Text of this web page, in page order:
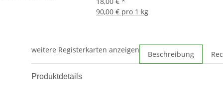
90,00 € pro 1 kg
weitere Registerkarten anzeigen Beschreibung
Produktdetails